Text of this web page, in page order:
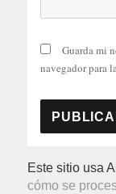
Guarda mi
navegador para
Este sitio usa
cómo se